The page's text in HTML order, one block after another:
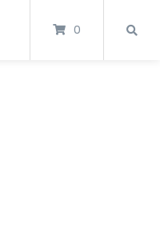
0